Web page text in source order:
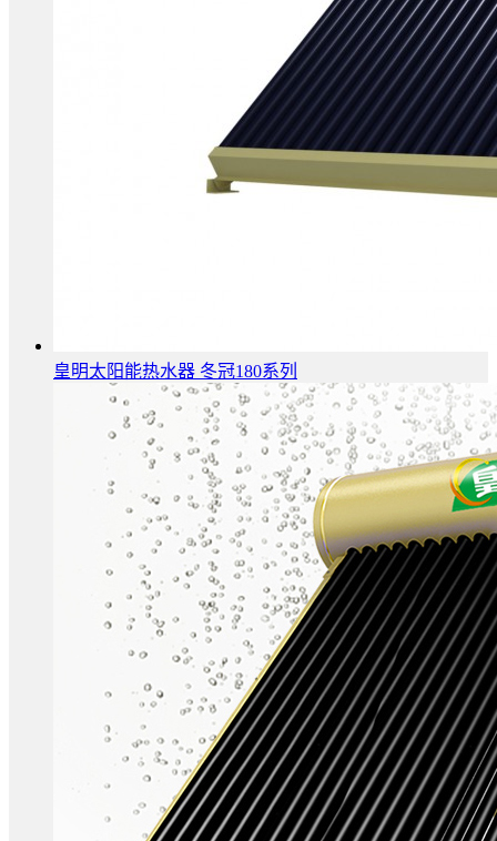
皇明太阳能热水器 冬冠180系列